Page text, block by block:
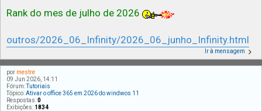
Rank do mes de julho de 2026
outros/2026_06_Infinity/2026_06_junho_Infinity.html
Ir à mensagem
por mestre
09 Jun 2026, 14:11
Fórum:Tutoriais
Tópico:Ativar o office 365 em 2026 do windwos 11
Respostas:0
Exibições: 1834